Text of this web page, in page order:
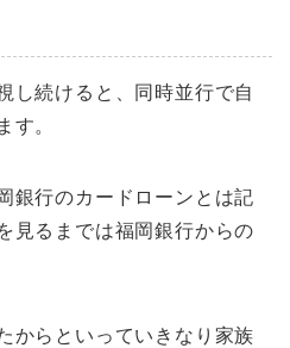
し続けると、同時並行で自
す。
銀行のカードローンとは記
見るまでは福岡銀行からの
からといっていきなり家族